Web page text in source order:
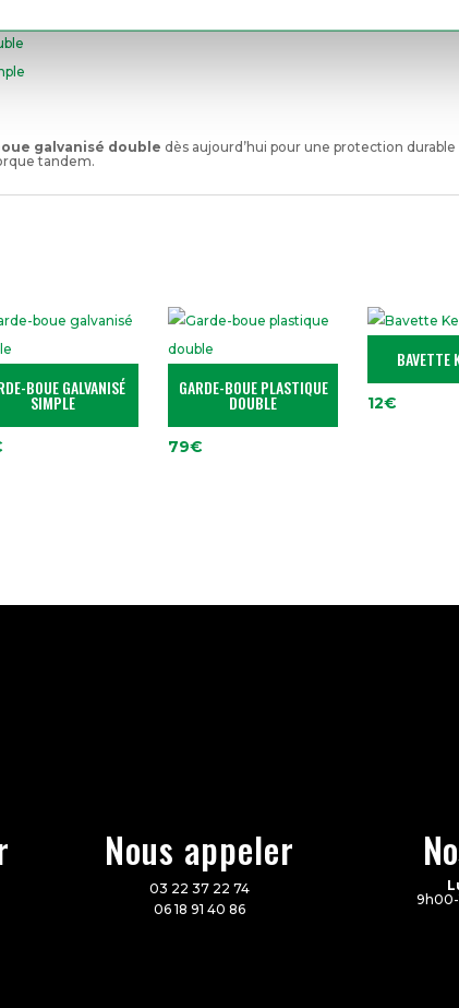
galvanisé double dès aujourd’hui pour une protection durable
tandem.
BOUE GALVANISÉ
SIMPLE
GARDE-BOUE PLASTIQUE
DOUBLE
79€
BAVETTE
12€
Nous appeler
03 22 37 22 74
06 18 91 40 86
9h00-